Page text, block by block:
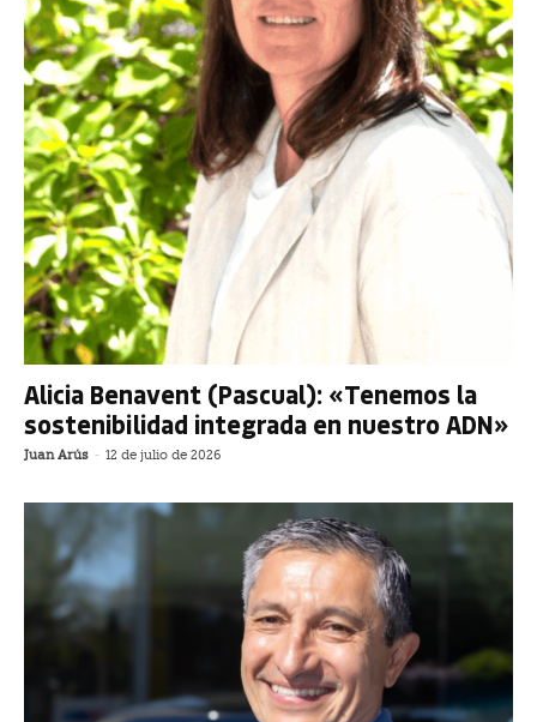
Alicia Benavent (Pascual): «Tenemos la
sostenibilidad integrada en nuestro ADN»
Juan Arús - 12 de julio de 2026